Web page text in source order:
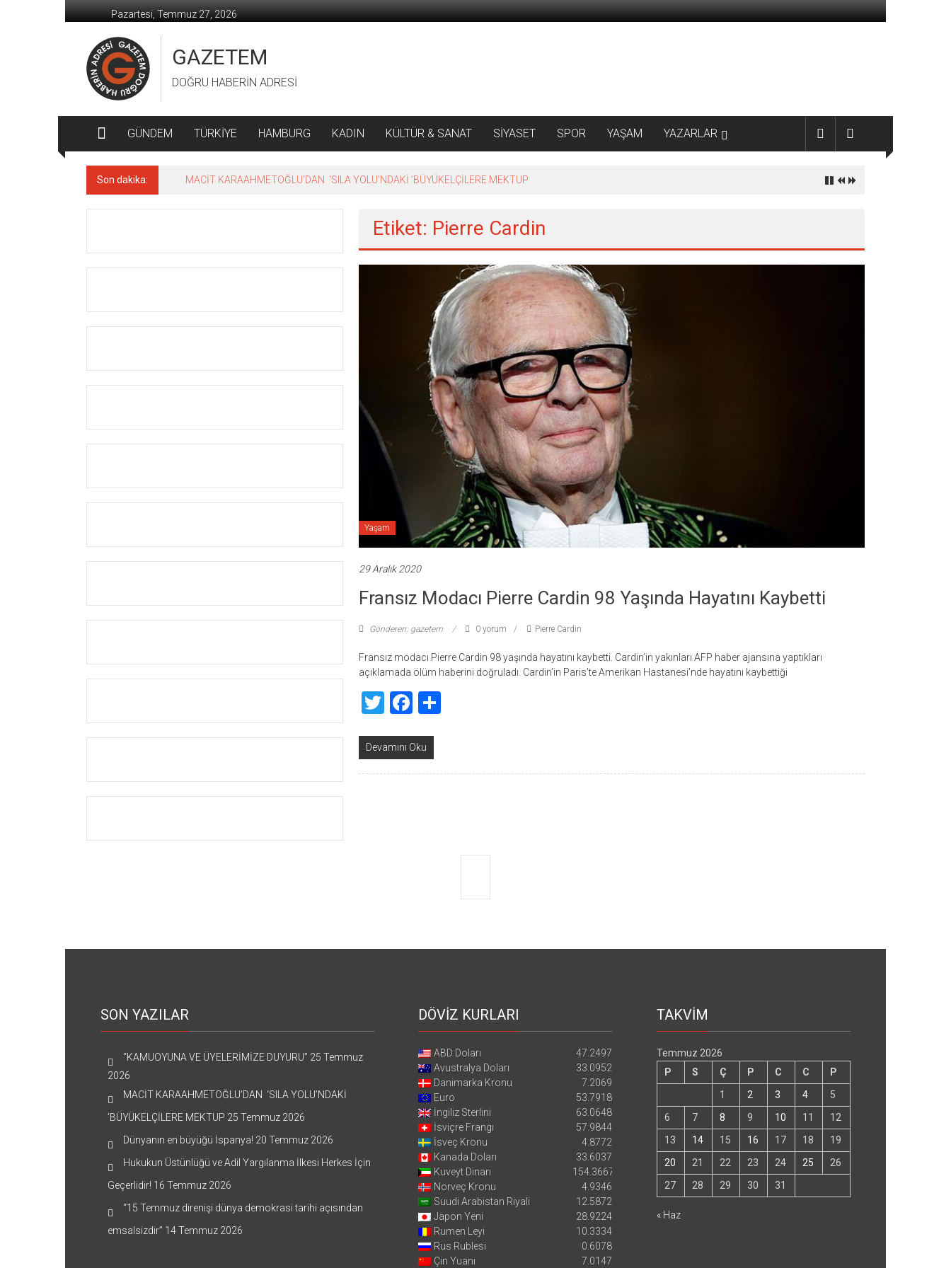
geç
Pazartesi, Temmuz 27, 2026
GAZETEM
DOĞRU HABERİN ADRESİ
GÜNDEM TÜRKİYE HAMBURG KADIN KÜLTÜR & SANAT SİYASET SPOR YAŞAM YAZARLAR
Son dakika: MACİT KARAAHMETOĞLU’DAN ‘SILA YOLU’NDAKİ ’BÜYÜKELÇİLERE MEKTUP
Etiket: Pierre Cardin
Yaşam
29 Aralık 2020
Fransız Modacı Pierre Cardin 98 Yaşında Hayatını Kaybetti
Gönderen: gazetem 0 yorum Pierre Cardin
Fransız modacı Pierre Cardin 98 yaşında hayatını kaybetti. Cardin’in yakınları AFP haber ajansına yaptıkları
açıklamada ölüm haberini doğruladı. Cardin’in Paris’te Amerikan Hastanesi’nde hayatını kaybettiği
TwitterFacebook
Devamını Oku
SON YAZILAR
“KAMUOYUNA VE ÜYELERİMİZE DUYURU” 25 Temmuz
2026
MACİT KARAAHMETOĞLU’DAN ‘SILA YOLU’NDAKİ
’BÜYÜKELÇİLERE MEKTUP 25 Temmuz 2026
Dünyanın en büyüğü İspanya! 20 Temmuz 2026
Hukukun Üstünlüğü ve Adil Yargılanma İlkesi Herkes İçin
Geçerlidir! 16 Temmuz 2026
“15 Temmuz direnişi dünya demokrasi tarihi açısından
emsalsizdir” 14 Temmuz 2026
DÖVİZ KURLARI
ABD Doları
47.2497
Avustralya Doları
33.0952
Danimarka Kronu
7.2069
Euro
53.7918
İngiliz Sterlini
63.0648
İsviçre Frangı
57.9844
İsveç Kronu
4.8772
Kanada Doları
33.6037
Kuveyt Dinarı
154.3667
Norveç Kronu
4.9346
Suudi Arabistan Riyali
12.5872
Japon Yeni
28.9224
Rumen Leyi
10.3334
Rus Rublesi
0.6078
Çin Yuanı
7.0147
TAKVİM
Temmuz 2026
P
S Ç P C C
P
1
2 3 4
5
6
7 8 9 10 11
12
13
14 15 16 17 18
19
20
21 22 23 24 25
26
27
28 29 30 31
« Haz